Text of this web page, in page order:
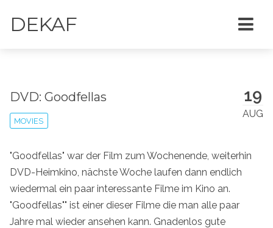
DEKAF
19
AUG
DVD: Goodfellas
MOVIES
"Goodfellas" war der Film zum Wochenende, weiterhin
DVD-Heimkino, nächste Woche laufen dann endlich
wiedermal ein paar interessante Filme im Kino an.
"Goodfellas"" ist einer dieser Filme die man alle paar
Jahre mal wieder ansehen kann. Gnadenlos gute